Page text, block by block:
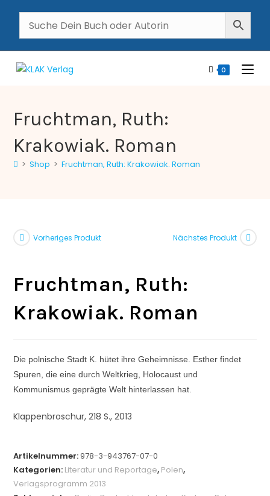
0
Fruchtman, Ruth:
Krakowiak. Roman
> Shop > Fruchtman, Ruth: Krakowiak. Roman
Vorheriges Produkt Nächstes Produkt
Fruchtman, Ruth:
Krakowiak. Roman
Die polnische Stadt K. hütet ihre Geheimnisse. Esther findet
Spuren, die eine durch Weltkrieg, Holocaust und
Kommunismus geprägte Welt hinterlassen hat.
Klappenbroschur, 218 S., 2013
Artikelnummer:978-3-943767-07-0
Kategorien: Literatur und Reportage, Polen,
Verlagsprogramm 2013